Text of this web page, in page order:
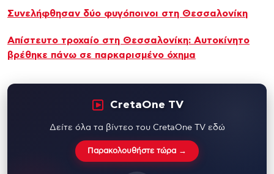
Συνελήφθησαν δύο φυγόποινοι στη Θεσσαλονίκη
Απίστευτο τροχαίο στη Θεσσαλονίκη: Αυτοκίνητο
βρέθηκε πάνω σε παρκαρισμένο όχημα
CretaOne TV
Δείτε όλα τα βίντεο του CretaOne TV εδώ
Παρακολουθήστε τώρα →